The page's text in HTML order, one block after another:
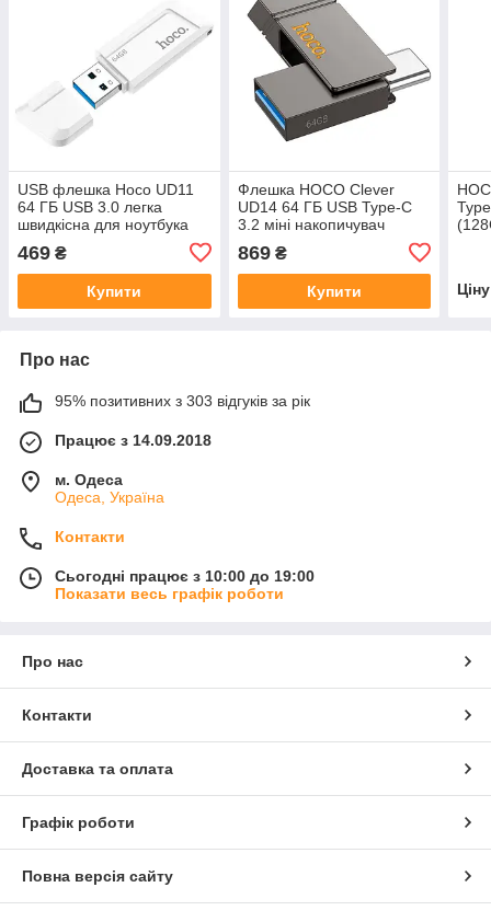
USB флешка Hoco UD11
64 ГБ USB 3.0 легка
швидкісна для ноутбука
469 ₴
Купити
Флешка HOCO Clever
UD14 64 ГБ USB Type-C
3.2 міні накопичувач
exFAT сірий металік
869₴
Купити
Про нас
95% позитивних з 303 відгуків за рік
Працює з 14.09.2018
м. Одеса
Одеса, Україна
Контакти
Сьогодні працює з 10:00 до 19:00
Показати весь графік роботи
Про нас
Контакти
Доставка та оплата
Графік роботи
Повна версія сайту